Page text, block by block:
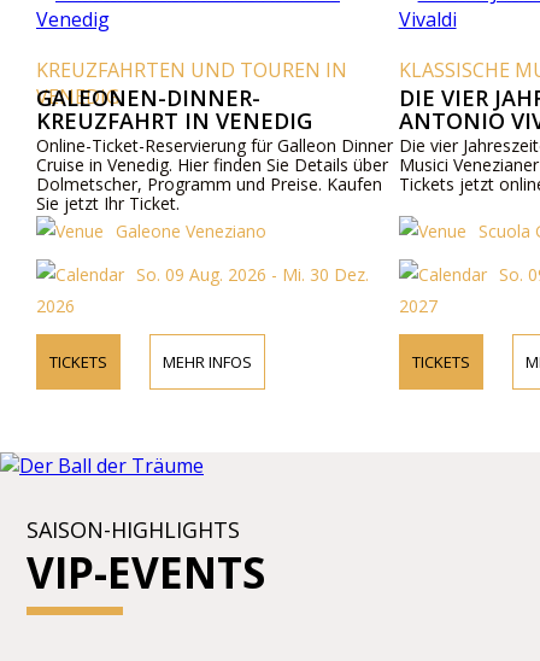
KREUZFAHRTEN UND TOUREN IN
VENEDIG
GALEONEN-DINNER-
KREUZFAHRT IN VENEDIG
Online-Ticket-Reservierung für Galleon Dinner
Cruise in Venedig. Hier finden Sie Details über
Dolmetscher, Programm und Preise. Kaufen
Sie jetzt Ihr Ticket.
Galeone Veneziano
So. 09 Aug. 2026 - Mi. 30 Dez.
2026
TICKETS MEHR INFOS
KLASSISCHE
DIE VIER
ANTONIO
Die vier
Musici
Tickets jetzt
Scuola
So.
2027
TICKETS
SAISON-HIGHLIGHTS
VIP-EVENTS